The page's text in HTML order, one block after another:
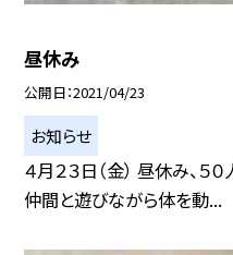
昼休み
公開日 2021/04/23
お知らせ
４月２３日（金） 昼休み、５
仲間と遊びながら体を動...